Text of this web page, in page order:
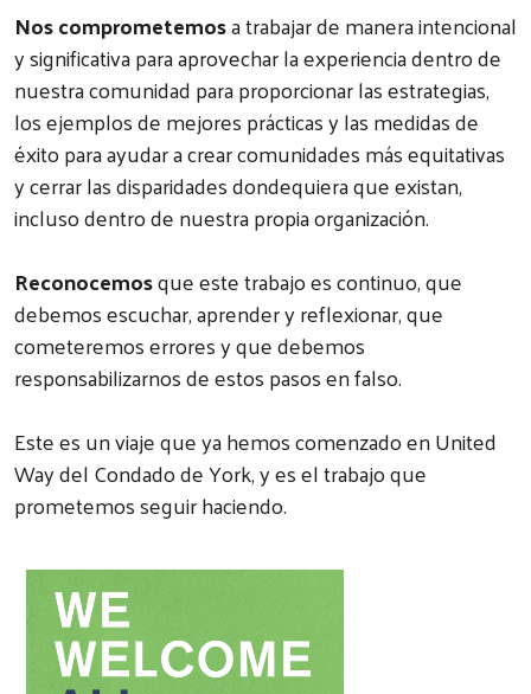
Nos comprometemosa trabajar de manera intencional
y significativa para aprovechar la experiencia dentro de
nuestra comunidad para proporcionar las estrategias,
los ejemplos de mejores prácticas y las medidas de
éxito para ayudar a crear comunidades más equitativas
y cerrar las disparidades dondequiera que existan,
incluso dentro de nuestra propia organización.
Reconocemosque este trabajo es continuo, que
debemos escuchar, aprender y reflexionar, que
cometeremos errores y que debemos
responsabilizarnos de estos pasos en falso.
Este es un viaje que ya hemos comenzado en United
Way del Condado de York, y es el trabajo que
prometemos seguir haciendo.